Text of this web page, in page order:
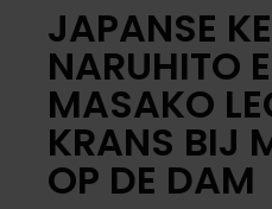
JAPANSE
NARUHITO
MASAKO
KRANS BIJ
OP DE DAM